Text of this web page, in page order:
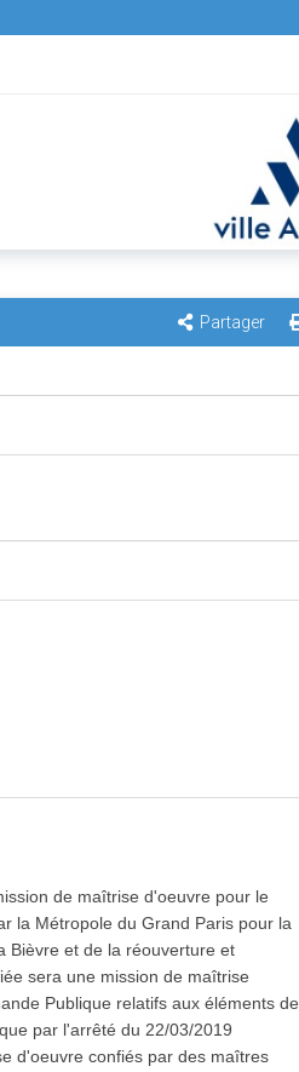
Partager
de maîtrise d'oeuvre pour le
la Métropole du Grand Paris pour la
Bièvre et de la réouverture et
sera une mission de maîtrise
Publique relatifs aux éléments de
par l'arrêté du 22/03/2019
d'oeuvre confiés par des maîtres